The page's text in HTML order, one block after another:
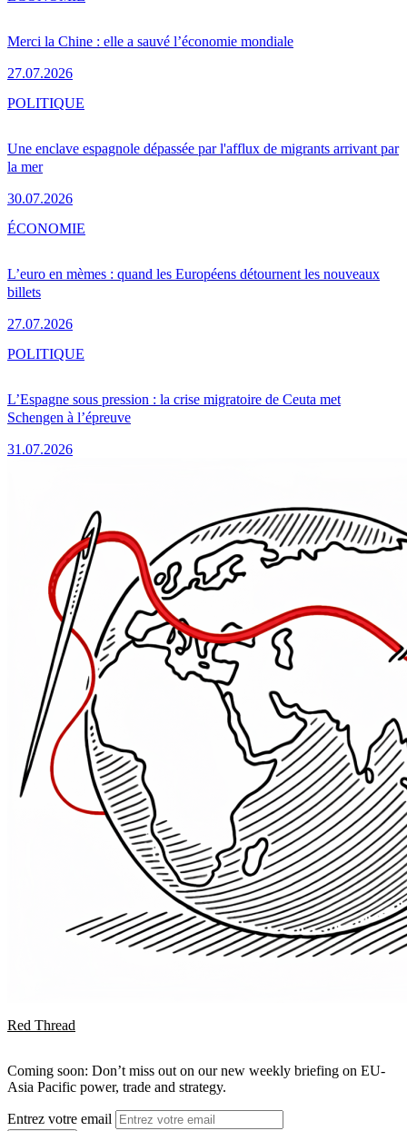
Merci la Chine : elle a sauvé l’économie mondiale
27.07.2026
Une enclave espagnole dépassée par l'afflux de migrants arrivant par
la mer
30.07.2026
POLITIQUE
L’euro en mèmes : quand les Européens détournent les nouveaux
billets
27.07.2026
ÉCONOMIE
L’Espagne sous pression : la crise migratoire de Ceuta met
Schengen à l’épreuve
31.07.2026
POLITIQUE
Red Thread
Coming soon: Don’t miss out on our new weekly briefing on EU-
Asia Pacific power, trade and strategy.
Entrez votre email